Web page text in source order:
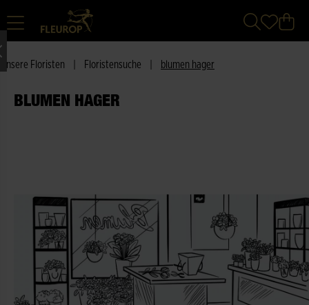
Unsere Floristen Floristensuche blumen hager
BLUMEN HAGER